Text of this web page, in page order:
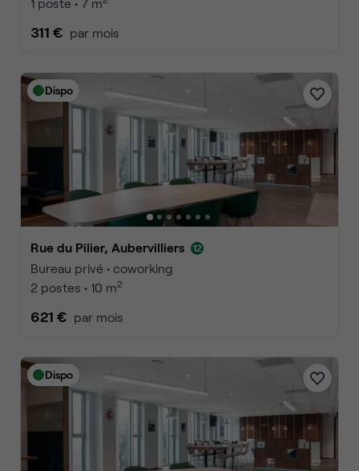
311 € par mois
Dispo
Rue du Pilier, Aubervilliers
Bureau privé • coworking
2 postes • 10 m2
621 € par mois
Dispo